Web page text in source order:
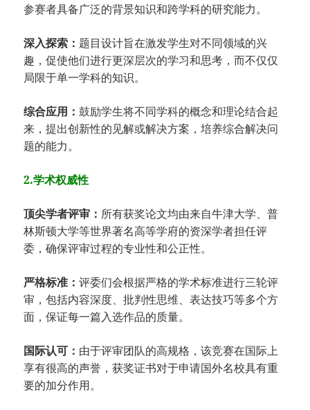
参赛者具备广泛的背景知识和跨学科的研究能力。
深入探索：题目设计旨在激发学生对不同领域的兴
趣，促使他们进行更深层次的学习和思考，而不仅仅
局限于单一学科的知识。
综合应用：鼓励学生将不同学科的概念和理论结合起
来，提出创新性的见解或解决方案，培养综合解决问
题的能力。
2.学术权威性
顶尖学者评审： 所有获奖论文均由来自牛津大学、普
林斯顿大学等世界著名高等学府的资深学者担任评
委，确保评审过程的专业性和公正性。
严格标准：评委们会根据严格的学术标准进行三轮评
审，包括内容深度、批判性思维、表达技巧等多个方
面，保证每一篇入选作品的质量。
国际认可： 由于评审团队的高规格，该竞赛在国际上
享有很高的声誉，获奖证书对于申请国外名校具有重
要的加分作用。